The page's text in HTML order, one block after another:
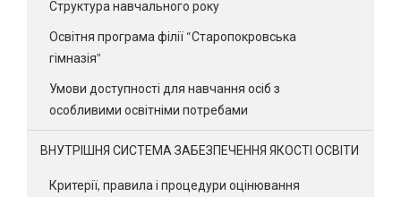
Структура навчального року
Освітня програма філії “Старопокровська
гімназія”
Умови доступності для навчання осіб з
особливими освітніми потребами
ВНУТРІШНЯ СИСТЕМА ЗАБЕЗПЕЧЕННЯ ЯКОСТІ ОСВІТИ
Критерії, правила і процедури оцінювання